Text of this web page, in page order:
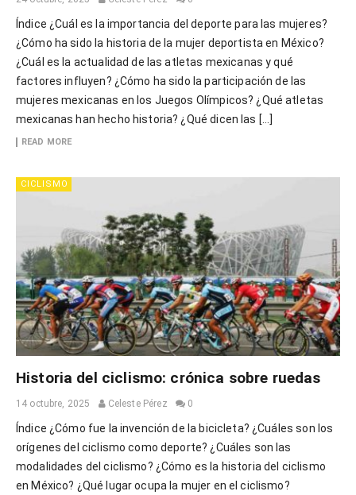
Índice ¿Cuál es la importancia del deporte para las mujeres?
¿Cómo ha sido la historia de la mujer deportista en México?
¿Cuál es la actualidad de las atletas mexicanas y qué
factores influyen? ¿Cómo ha sido la participación de las
mujeres mexicanas en los Juegos Olímpicos? ¿Qué atletas
mexicanas han hecho historia? ¿Qué dicen las […]
READ MORE
CICLISMO
Historia del ciclismo: crónica sobre ruedas
14 octubre, 2025 Celeste Pérez 0
Índice ¿Cómo fue la invención de la bicicleta? ¿Cuáles son los
orígenes del ciclismo como deporte? ¿Cuáles son las
modalidades del ciclismo? ¿Cómo es la historia del ciclismo
en México? ¿Qué lugar ocupa la mujer en el ciclismo?